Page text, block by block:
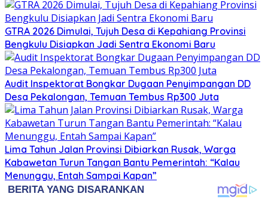
GTRA 2026 Dimulai, Tujuh Desa di Kepahiang Provinsi
Bengkulu Disiapkan Jadi Sentra Ekonomi Baru
Audit Inspektorat Bongkar Dugaan Penyimpangan DD
Desa Pekalongan, Temuan Tembus Rp300 Juta
Lima Tahun Jalan Provinsi Dibiarkan Rusak, Warga
Kabawetan Turun Tangan Bantu Pemerintah: “Kalau
Menunggu, Entah Sampai Kapan”